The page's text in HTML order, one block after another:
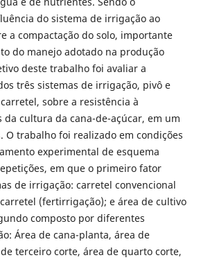
do sistema de irrigação ao
a compactação do solo, importante
do manejo adotado na produção
deste trabalho foi avaliar a
três sistemas de irrigação, pivô e
sobre a resistência à
da cultura da cana-de-açúcar, em um
O trabalho foi realizado em condições
experimental de esquema
em que o primeiro fator
de irrigação: carretel convencional
(fertirrigação); e área de cultivo
composto por diferentes
Área de cana-planta, área de
terceiro corte, área de quarto corte,